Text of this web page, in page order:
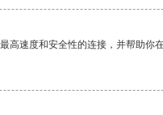
高速度和安全性的连接，并帮助你